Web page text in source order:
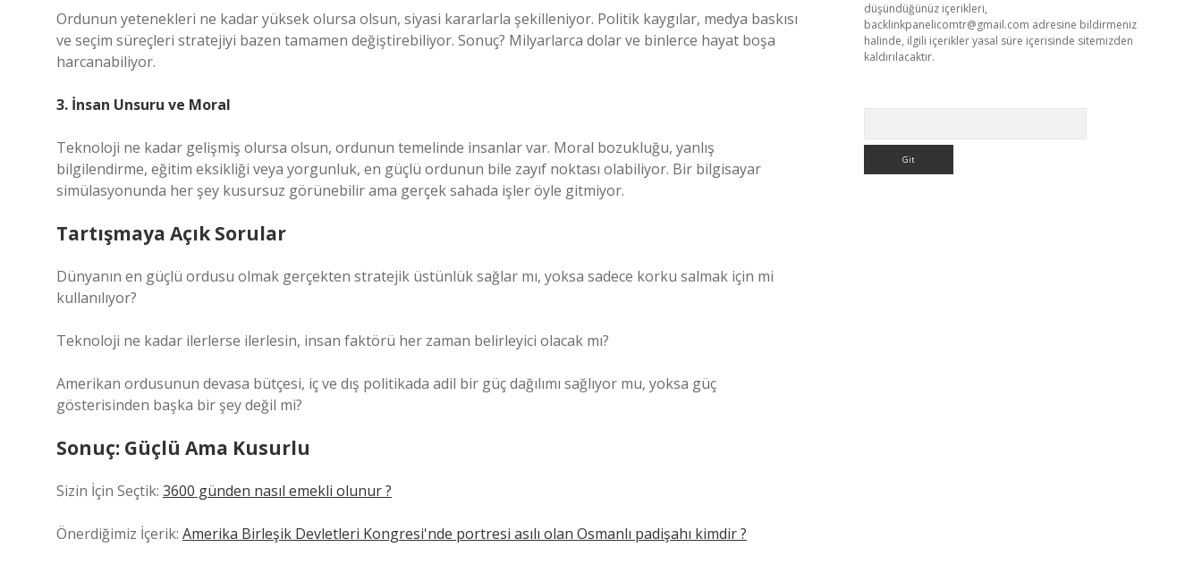
Ordunun yetenekleri ne kadar yüksek olursa olsun, siyasi kararlarla şekilleniyor. Politik kaygılar, medya baskısı
ve seçim süreçleri stratejiyi bazen tamamen değiştirebiliyor. Sonuç? Milyarlarca dolar ve binlerce hayat boşa
harcanabiliyor.
3. İnsan Unsuru ve Moral
Teknoloji ne kadar gelişmiş olursa olsun, ordunun temelinde insanlar var. Moral bozukluğu, yanlış
bilgilendirme, eğitim eksikliği veya yorgunluk, en güçlü ordunun bile zayıf noktası olabiliyor. Bir bilgisayar
simülasyonunda her şey kusursuz görünebilir ama gerçek sahada işler öyle gitmiyor.
Tartışmaya Açık Sorular
Dünyanın en güçlü ordusu olmak gerçekten stratejik üstünlük sağlar mı, yoksa sadece korku salmak için mi
kullanılıyor?
Teknoloji ne kadar ilerlerse ilerlesin, insan faktörü her zaman belirleyici olacak mı?
Amerikan ordusunun devasa bütçesi, iç ve dış politikada adil bir güç dağılımı sağlıyor mu, yoksa güç
gösterisinden başka bir şey değil mi?
Sonuç: Güçlü Ama Kusurlu
Sizin İçin Seçtik: 3600 günden nasıl emekli olunur ?
Önerdiğimiz İçerik: Amerika Birleşik Devletleri Kongresi'nde portresi asılı olan Osmanlı padişahı kimdir ?
düşündüğünüz içerikleri,
backlinkpanelicomtr@gmail.com adresine bildirmeniz
halinde, ilgili içerikler yasal süre içerisinde sitemizden
kaldırılacaktır.